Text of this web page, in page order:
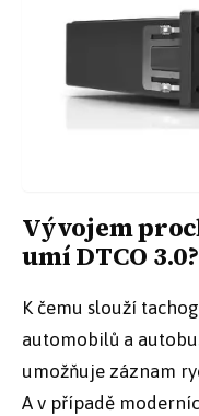
Vývojem
umí DTCO 3.0?
K čemu slouží
automobilů a
umožňuje záznam
A v případě